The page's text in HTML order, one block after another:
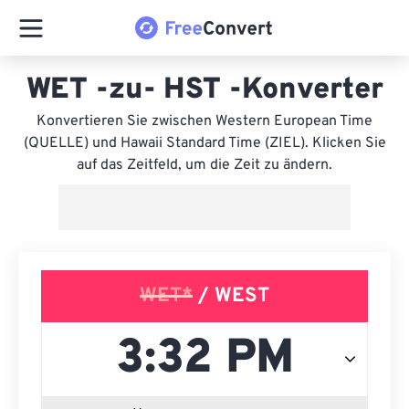
WET -zu- HST -Konverter
Konvertieren Sie zwischen Western European Time
(QUELLE) und Hawaii Standard Time (ZIEL). Klicken Sie
auf das Zeitfeld, um die Zeit zu ändern.
WET* / WEST